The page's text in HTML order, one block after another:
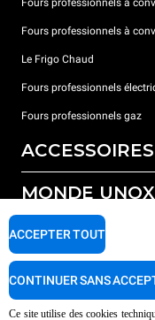
Fours professionnels à
Fours professionnels à
Le Frigo Chaud
Fours professionnels
Fours professionnels gaz
ACCESSOIRES
Tous les accessoires
Détergents pour lavage
Détergents pour lavage
Traitement de l'eau avec
Traitement de l'eau par
MONDE UNOX
Nos bureaux dans le monde
SUPPORT
Garantie Unox
Trouver les Revendeurs
Ce site utilise des cookies
ACCEPTER TOUT
CONTINUER SANS